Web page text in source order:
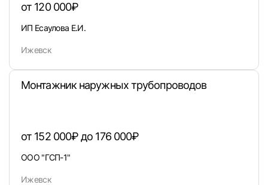
вакансии с контактами и оставлять отклики
E-mail или Телефон
Пароль
от 120 000₽
ИП Есаулова Е.И.
Ижевск
Монтажник наружных трубопроводов
от 152 000₽ до 176 000₽
ООО "ГСП-1"
Ижевск